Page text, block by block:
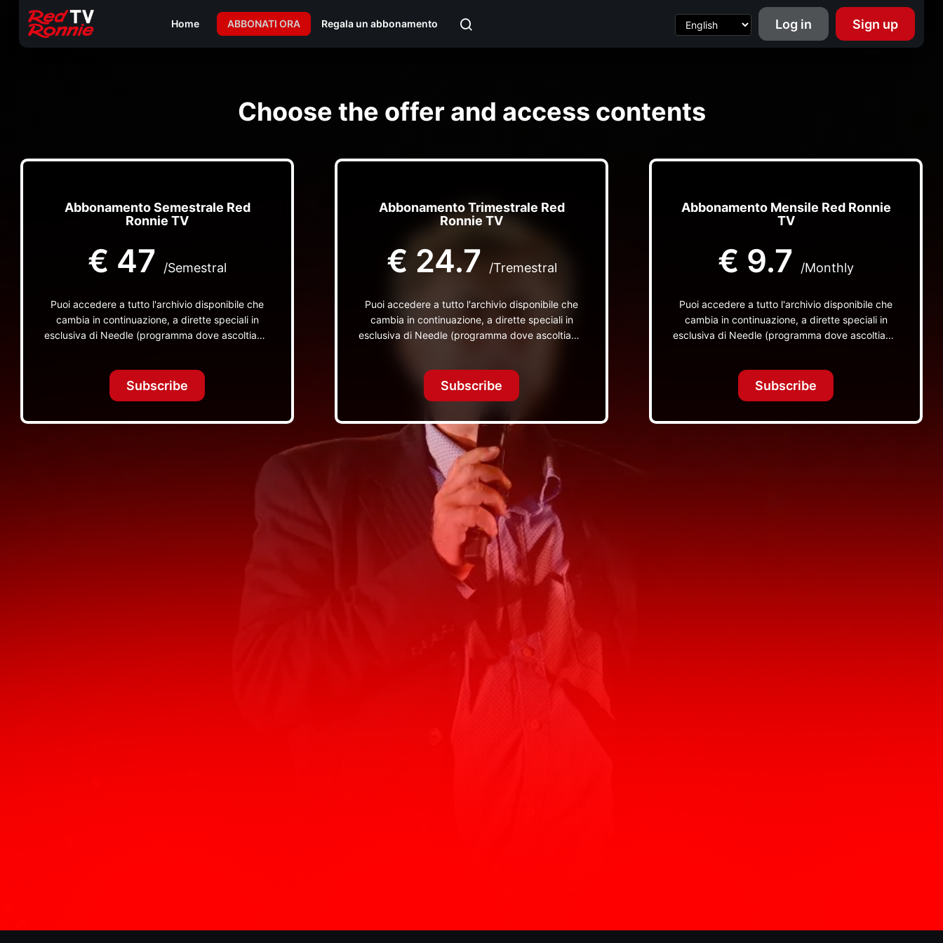
Home ABBONATI ORA Regala un abbonamento Log in Sign up
Choose the offer and access contents
Abbonamento Semestrale Red
Ronnie TV
€ 47 /Semestral
Puoi accedere a tutto l'archivio disponibile che
cambia in continuazione, a dirette speciali in
esclusiva di Needle (programma dove ascoltiamo
TV non visibili da nessuna altra parte
Subscribe
Abbonamento Trimestrale Red
Ronnie TV
€ 24.7 /Tremestral
Puoi accedere a tutto l'archivio disponibile che
cambia in continuazione, a dirette speciali in
esclusiva di Needle (programma dove ascoltiamo
TV non visibili da nessuna altra parte
Subscribe
Abbonamento Mensile Red Ronnie
TV
€ 9.7 /Monthly
Puoi accedere a tutto l'archivio disponibile che
cambia in continuazione, a dirette speciali in
esclusiva di Needle (programma dove ascoltiamo
TV non visibili da nessuna altra parte
Subscribe